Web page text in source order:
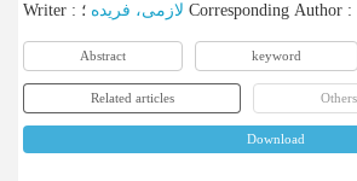
Writer : لازمی، فریده Corresponding Author :
Abstract keyword
Related articles
Download